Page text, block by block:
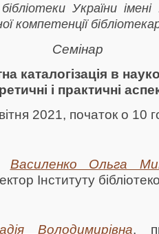
України
компетенції
Семінар
каталогізація в
і практичні
2021, початок о 10
Василенко Ольга
Інституту
Володимирівна,